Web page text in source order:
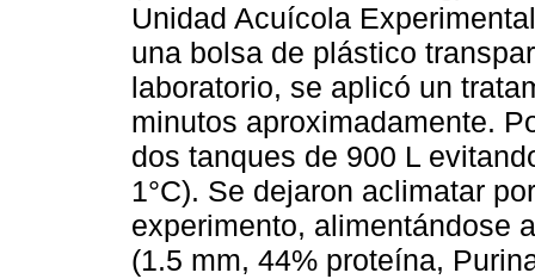
Unidad Acuícola
una bolsa de plástico
laboratorio, se aplicó un
minutos aproximadamente.
dos tanques de 900 L
1°C). Se dejaron aclimatar
experimento, alimentándose
(1.5 mm, 44% proteína,